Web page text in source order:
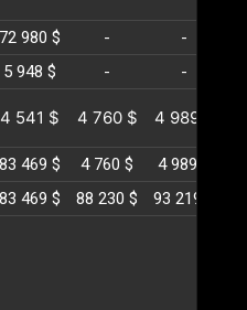
72 980 $ -
-
5 948 $ -
-
4 541 $ 4 760 $ 4 989 $
83 469 $ 4 760 $ 4 989 $
83 469 $ 88 230 $ 93 219 $